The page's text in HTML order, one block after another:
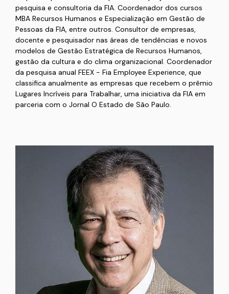
pesquisa e consultoria da FIA. Coordenador dos cursos
MBA Recursos Humanos e Especialização em Gestão de
Pessoas da FIA, entre outros. Consultor de empresas,
docente e pesquisador nas áreas de tendências e novos
modelos de Gestão Estratégica de Recursos Humanos,
gestão da cultura e do clima organizacional. Coordenador
da pesquisa anual FEEX - Fia Employee Experience, que
classifica anualmente as empresas que recebem o prêmio
Lugares Incríveis para Trabalhar, uma iniciativa da FIA em
parceria com o Jornal O Estado de São Paulo.